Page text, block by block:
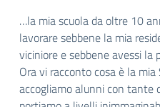
…la mia scuola da oltre 10
lavorare sebbene la mia
viciniore e sebbene avessi la
Ora vi racconto cosa è la mia
accogliamo alunni con tante